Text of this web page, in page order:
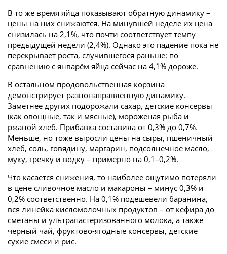
В то же время яйца показывают обратную динамику –
цены на них снижаются. На минувшей неделе их цена
снизилась на 2,1%, что почти соответствует темпу
предыдущей недели (2,4%). Однако это падение пока не
перекрывает роста, случившегося раньше: по
сравнению с январём яйца сейчас на 4,1% дороже.
В остальном продовольственная корзина
демонстрирует разнонаправленную динамику.
Заметнее других подорожали сахар, детские консервы
(как овощные, так и мясные), мороженая рыба и
ржаной хлеб. Прибавка составила от 0,3% до 0,7%.
Меньше, но тоже выросли цены на сыры, пшеничный
хлеб, соль, говядину, маргарин, подсолнечное масло,
муку, гречку и водку – примерно на 0,1–0,2%.
Что касается снижения, то наиболее ощутимо потеряли
в цене сливочное масло и макароны – минус 0,3% и
0,2% соответственно. На 0,1% подешевели баранина,
вся линейка кисломолочных продуктов – от кефира до
сметаны и ультрапастеризованного молока, а также
чёрный чай, фруктово-ягодные консервы, детские
сухие смеси и рис.